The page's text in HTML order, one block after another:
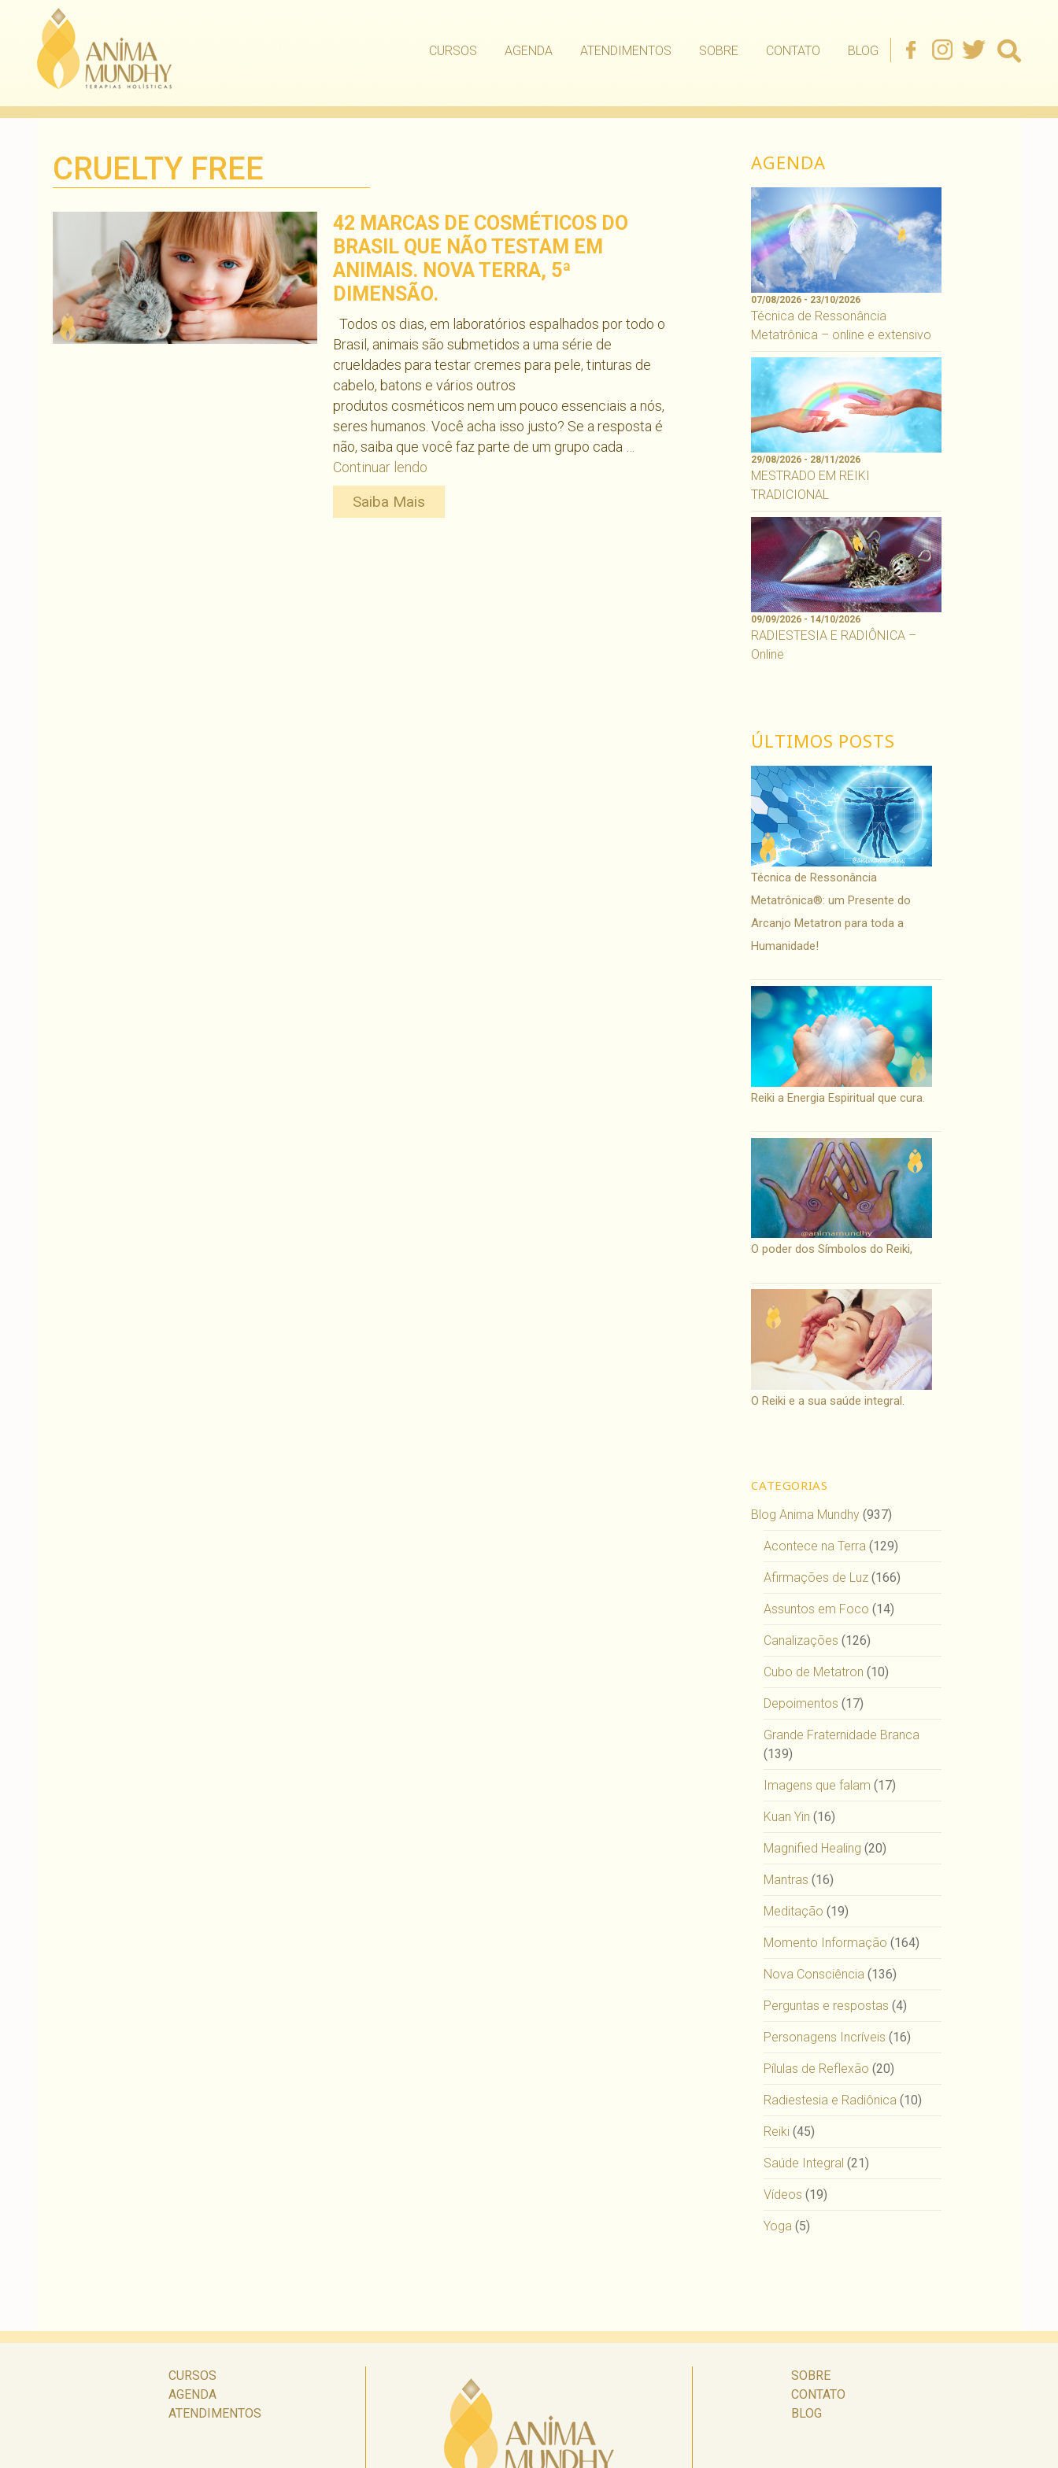
CURSOS AGENDA ATENDIMENTOS SOBRE CONTATO BLOG
CRUELTY FREE
42 MARCAS DE COSMÉTICOS DO
BRASIL QUE NÃO TESTAM EM
ANIMAIS. NOVA TERRA, 5ª
DIMENSÃO.
Todos os dias, em laboratórios espalhados por todo o
Brasil, animais são submetidos a uma série de
crueldades para testar cremes para pele, tinturas de
cabelo, batons e vários outros
produtos cosméticos nem um pouco essenciais a nós,
seres humanos. Você acha isso justo? Se a resposta é
não, saiba que você faz parte de um grupo cada …
Continuar lendo
marcas
Saiba Mais
AGENDA
07/08/2026 - 23/10/2026
Técnica de Ressonância
Metatrônica – online e extensivo
29/08/2026 - 28/11/2026
MESTRADO EM REIKI
TRADICIONAL
09/09/2026 - 14/10/2026
RADIESTESIA E RADIÔNICA –
Online
ÚLTIMOS POSTS
Técnica de Ressonância
Metatrônica®: um Presente do
Arcanjo Metatron para toda a
Humanidade!
Reiki a Energia Espiritual que cura.
O poder dos Símbolos do Reiki,
O Reiki e a sua saúde integral.
CATEGORIAS
Blog Anima Mundhy (937)
Acontece na Terra (129)
Afirmações de Luz (166)
Assuntos em Foco (14)
Canalizações (126)
Cubo de Metatron (10)
Depoimentos (17)
Grande Fraternidade Branca
(139)
Imagens que falam (17)
Kuan Yin (16)
Magnified Healing (20)
Mantras (16)
Meditação (19)
Momento Informação (164)
Nova Consciência (136)
Perguntas e respostas (4)
Personagens Incríveis (16)
Pílulas de Reflexão (20)
Radiestesia e Radiônica (10)
Reiki (45)
Saúde Integral (21)
Vídeos (19)
Yoga (5)
CURSOS
AGENDA
ATENDIMENTOS
SOBRE
CONTATO
BLOG